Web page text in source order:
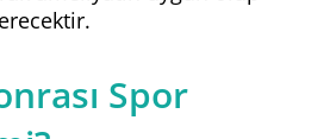
Spor